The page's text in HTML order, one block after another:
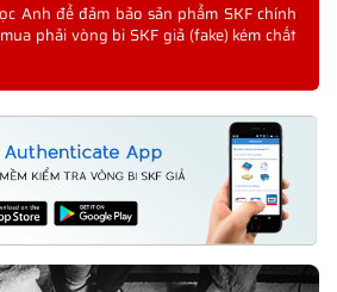
Anh để đảm bảo sản phẩm SKF chính
phải vòng bi SKF giả (fake) kém chất